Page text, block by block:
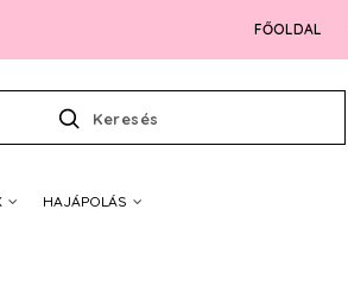
FŐOLDAL
Keresés
HAJÁPOLÁS